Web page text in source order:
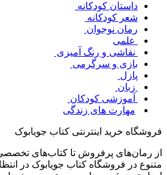
داستان کودکانه
شعر کودکانه
رمان نوجوان
علمی
نقاشی و رنگ آمیزی
بازی و سرگرمی
پازل
زبان
آموزشی کودکان
مهارت های زندگی
فروشگاه خرید اینترنتی کتاب جویابوک
از رمان‌های پرفروش تا کتاب‌های
متنوع در فروشگاه کتاب جویابوک در